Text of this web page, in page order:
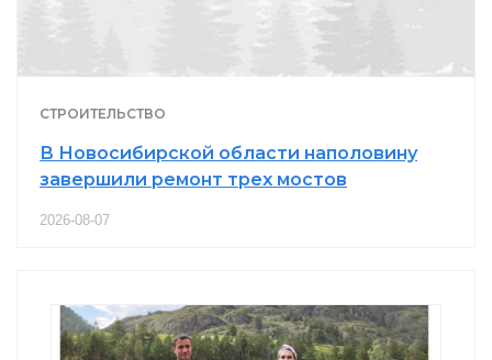
СТРОИТЕЛЬСТВО
В Новосибирской области наполовину
завершили ремонт трех мостов
2026-08-07